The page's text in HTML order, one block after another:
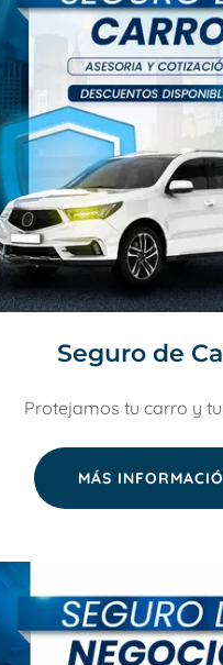
Seguro de
Protejamos tu carro y
MÁS